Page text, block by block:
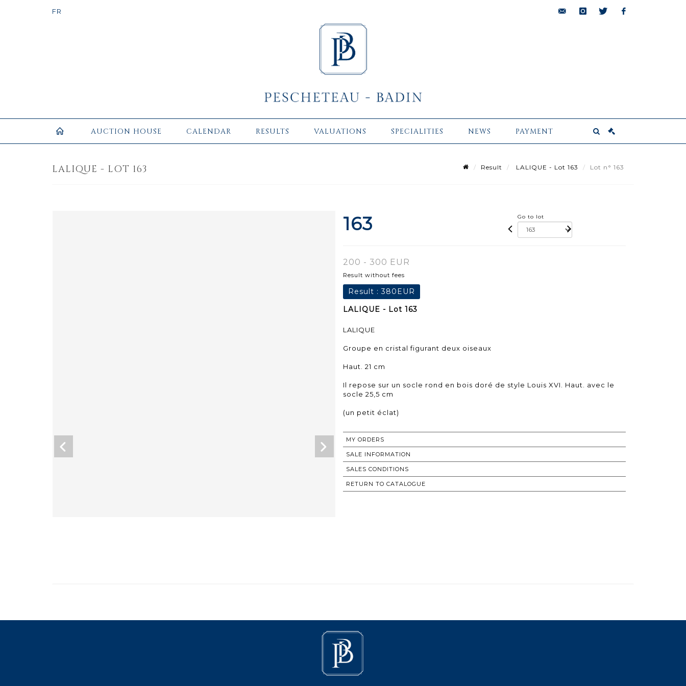
AUCTION HOUSE CALENDAR RESULTS VALUATIONS SPECIALITIES NEWS PAYMENT
LALIQUE - LOT 163 Result LALIQUE - Lot 163 Lot n° 163
163 Go to lot
200 - 300 EUR
Result without fees
Result :380EUR
LALIQUE - Lot 163
LALIQUE
Groupe en cristal figurant deux oiseaux
Haut. 21 cm
Il repose sur un socle rond en bois doré de style Louis XVI. Haut. avec le
socle 25,5 cm
(un petit éclat)
MY ORDERS
SALE INFORMATION
SALES CONDITIONS
RETURN TO CATALOGUE